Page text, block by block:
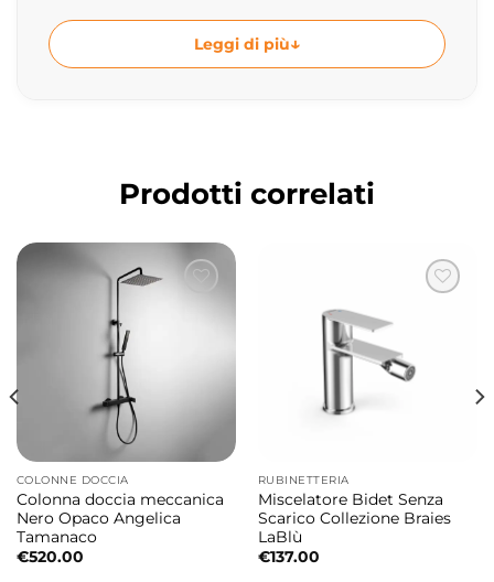
collezione Maggiore valorizzano la zona
lavabo creando un perfetto equilibrio tra
La collezione Maggiore si distingue per linee
semplici ed eleganti, dettagli raffinati e una
cura estetica pensata per completare
ambienti bagno contemporanei e ricercati.
Miscelatore lavabo da piano senza scarico
La configurazione da piano rende il
miscelatore ideale per lavabi da appoggio
moderni offrendo un’estetica elegante,
minimale e contemporanea.
Installazione da piano pratica e raffinata
Il miscelatore è progettato per installazione
direttamente sul piano lavabo garantendo
Leggi di più
Prodotti correlati
COLONNE DOCCIA
Colonna doccia meccanica
Nero Opaco Angelica
Tamanaco
€520.00
RUBINETTERIA
Miscelatore Bidet Senza
Scarico Collezione Braies
LaBlù
€137.00